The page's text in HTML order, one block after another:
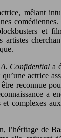
mêlant
et
artistes
Confidentiala
actrice
reconnue
a
complexes
l’héritage de